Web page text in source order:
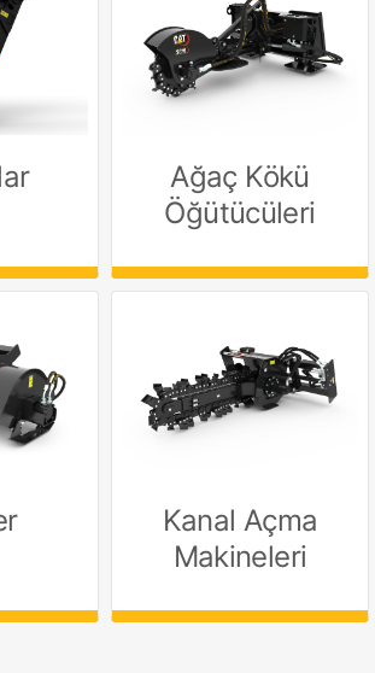
Ağaç Kökü
Öğütücüleri
Kanal Açma
Makineleri